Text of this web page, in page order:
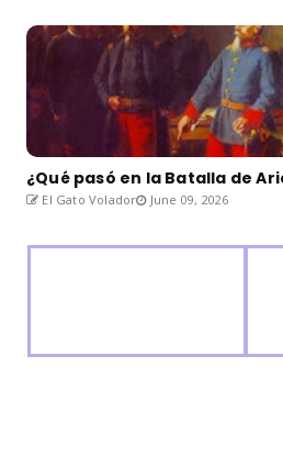
¿Qué pasó en la Batalla de
El Gato Volador June 09, 2026